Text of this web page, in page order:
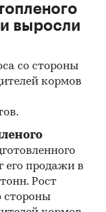
выросли
со стороны
кормов
его продажи в
Рост
стороны